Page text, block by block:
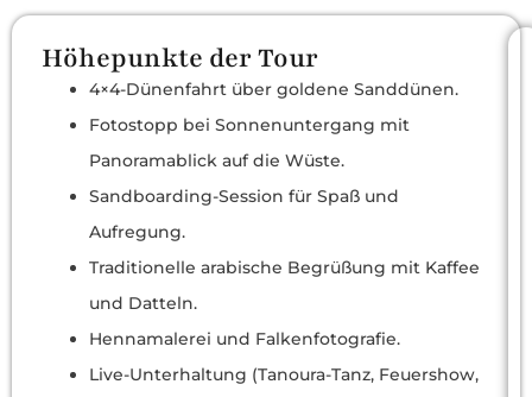
Höhepunkte der Tour
4×4-Dünenfahrt über goldene Sanddünen.
Fotostopp bei Sonnenuntergang mit
Panoramablick auf die Wüste.
Sandboarding-Session für Spaß und
Aufregung.
Traditionelle arabische Begrüßung mit Kaffee
und Datteln.
Hennamalerei und Falkenfotografie.
Live-Unterhaltung (Tanoura-Tanz, Feuershow,